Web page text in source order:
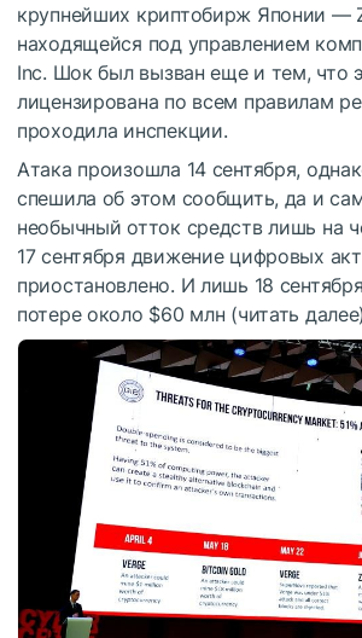
крупнейших криптобирж Японии —
находящейся под управлением
Inc. Шок был вызван еще и тем, что
лицензирована по всем правилам
проходила инспекции.
Атака произошла 14 сентября,
спешила об этом сообщить, да и
необычный отток средств лишь на
17 сентября движение цифровых
приостановлено. И лишь 18
потере около $60 млн (читать далее)